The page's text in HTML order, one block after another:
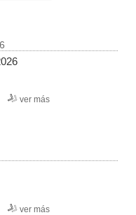
ver más
ver más